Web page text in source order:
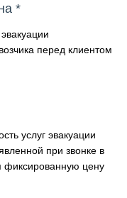
*
перед клиентом
услуг эвакуации
при звонке в
фиксированную цену